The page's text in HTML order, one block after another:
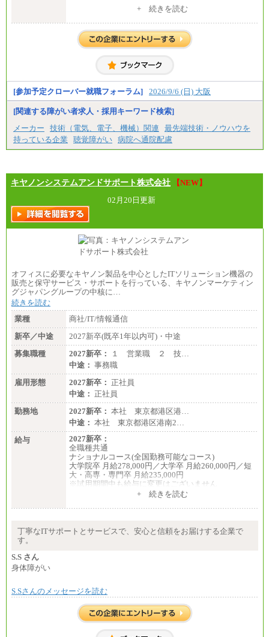
大学・高専卒（月給）275,000円
※試用期間中も給与に変更はございません。
+ 続きを読む
[参加予定クローバー就職フォーラム] 2026/9/6 (日) 大阪
[関連する障がい者求人・採用キーワード検索]
メーカー
技術（電気、電子、機械）関連
最先端技術・ノウハウを
持っている企業
聴覚障がい 病院へ通院配慮
キヤノンシステムアンドサポート株式会社
【NEW】
02月20日更新
オフィスに必要なキヤノン製品を中心としたITソリューション機器の
販売と保守サービス・サポートを行っている、キヤノンマーケティン
グジャパングループの中核に…
続きを読む
業種
商社/IT/情報通信
新卒／中途
2027新卒(既卒1年以内可)・中途
募集職種
2027新卒：
１ 営業職 ２ 技…
中途： 事務職
雇用形態
2027新卒： 正社員
中途： 正社員
勤務地
2027新卒： 本社 東京都港区港…
中途： 本社 東京都港区港南2…
給与
2027新卒：
全職種共通
ナショナルコース(全国勤務可能なコース)
大学院卒 月給278,000円／大学卒 月給260,000円／短
大・高専・専門卒 月給235,000円
※試用期間中も給与に変更はございません
大学院卒 月給264,000円／大学卒 月給250,000円／短
※試用期間中も給与に変更はございません
中途：
+ 続きを読む
丁寧なITサポートとサービスで、安心と信頼をお届けする企業で
す。
S.S さん
身体障がい
S.Sさんのメッセージを読む